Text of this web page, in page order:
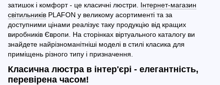
затишок і комфорт - це класичні люстри. Інтернет-магазин
світильників PLAFON у великому асортименті та за
доступними цінами реалізує таку продукцію від кращих
виробників Європи. На сторінках віртуального каталогу ви
знайдете найрізноманітніші моделі в стилі класика для
приміщень різного типу і призначення.
Класична люстра в інтер'єрі - елегантність,
перевірена часом!